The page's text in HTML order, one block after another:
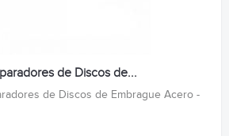
de Discos de...
de Discos de Embrague Acero -